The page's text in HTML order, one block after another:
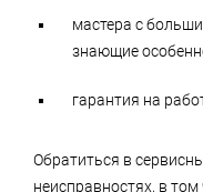
мастера с
знающие
гарантия на
Обратиться в
неисправностях, в